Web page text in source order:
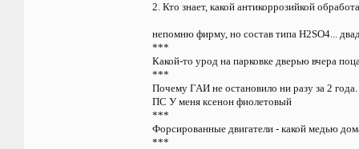
2. Кто знает, какой антикоррозийкой
непомню фирму, но состав типа H2SO4...
***
Какой-то урод на парковке дверью вчера
***
Почему ГАИ не остановило ни разу за 2 года.
ПС У меня ксенон фиолетовый
***
Форсированные двигатели - какой медью
***